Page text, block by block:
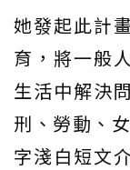
她發起此計
育，將一般
生活中解決
刑、勞動、
字淺白短文